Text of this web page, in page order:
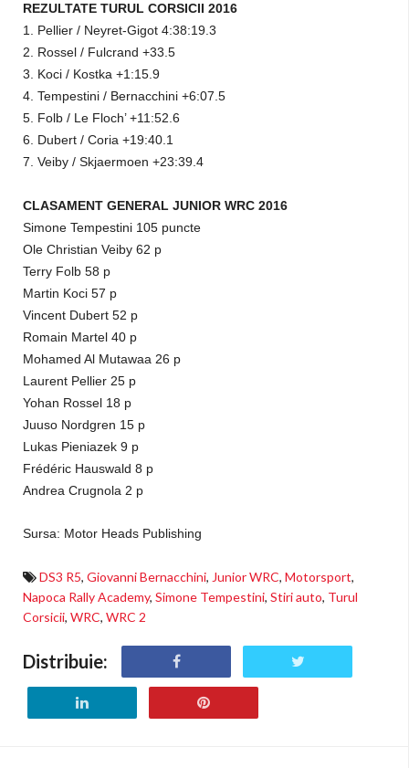
REZULTATE TURUL CORSICII 2016
1. Pellier / Neyret-Gigot 4:38:19.3
2. Rossel / Fulcrand +33.5
3. Koci / Kostka +1:15.9
4. Tempestini / Bernacchini +6:07.5
5. Folb / Le Floch’ +11:52.6
6. Dubert / Coria +19:40.1
7. Veiby / Skjaermoen +23:39.4
CLASAMENT GENERAL JUNIOR WRC 2016
Simone Tempestini 105 puncte
Ole Christian Veiby 62 p
Terry Folb 58 p
Martin Koci 57 p
Vincent Dubert 52 p
Romain Martel 40 p
Mohamed Al Mutawaa 26 p
Laurent Pellier 25 p
Yohan Rossel 18 p
Juuso Nordgren 15 p
Lukas Pieniazek 9 p
Frédéric Hauswald 8 p
Andrea Crugnola 2 p
Sursa: Motor Heads Publishing
DS3 R5, Giovanni Bernacchini, Junior WRC, Motorsport,
Napoca Rally Academy, Simone Tempestini, Stiri auto, Turul
Corsicii, WRC, WRC 2
Distribuie: